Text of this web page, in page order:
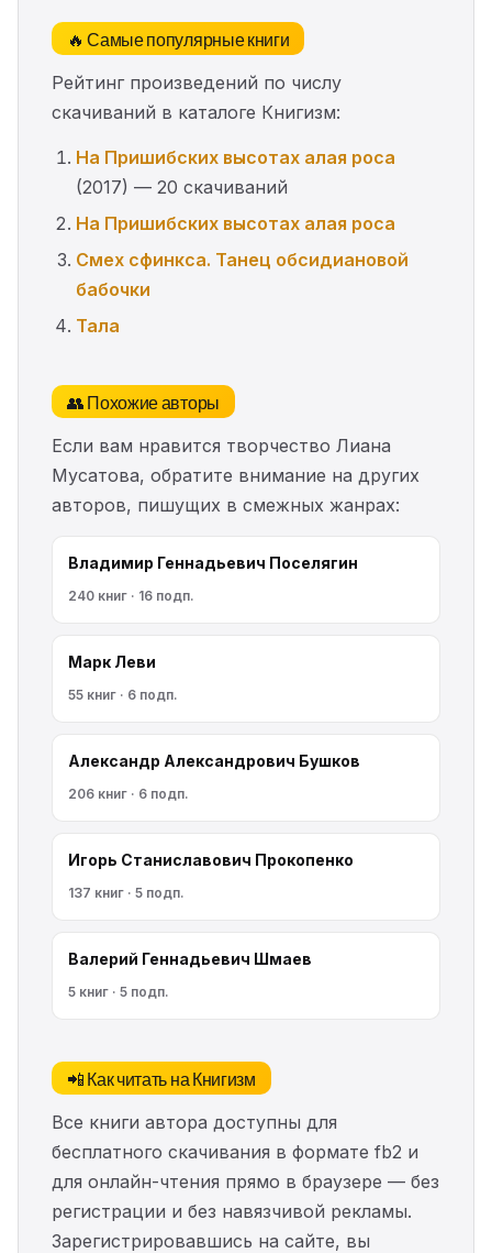
🔥 Самые популярные книги
Рейтинг произведений по числу
скачиваний в каталоге Книгизм:
На Пришибских высотах алая роса
(2017) — 20 скачиваний
На Пришибских высотах алая роса
Смех сфинкса. Танец обсидиановой
бабочки
Тала
👥 Похожие авторы
Если вам нравится творчество Лиана
Мусатова, обратите внимание на других
авторов, пишущих в смежных жанрах:
Владимир Геннадьевич Поселягин
240 книг · 16 подп.
Марк Леви
55 книг · 6 подп.
Александр Александрович Бушков
206 книг · 6 подп.
Игорь Станиславович Прокопенко
137 книг · 5 подп.
Валерий Геннадьевич Шмаев
5 книг · 5 подп.
📲 Как читать на Книгизм
Все книги автора доступны для
бесплатного скачивания в формате fb2 и
для онлайн-чтения прямо в браузере — без
регистрации и без навязчивой рекламы.
Зарегистрировавшись на сайте, вы